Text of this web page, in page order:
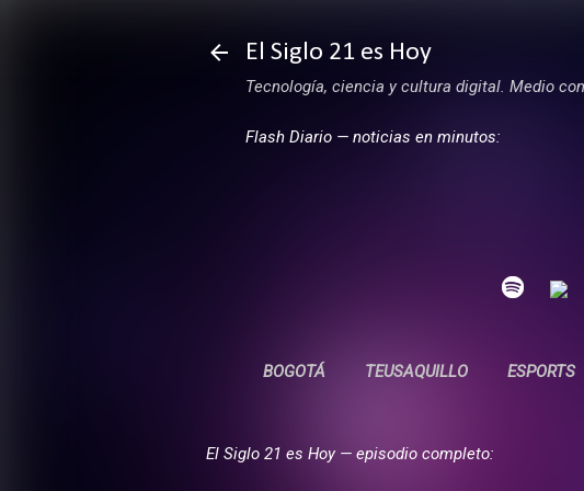
El Siglo 21 es Hoy
Tecnología, ciencia y cultura digital. Medio
Flash Diario — noticias en minutos:
BOGOTÁ TEUSAQUILLO ESPORTS
El Siglo 21 es Hoy — episodio completo: